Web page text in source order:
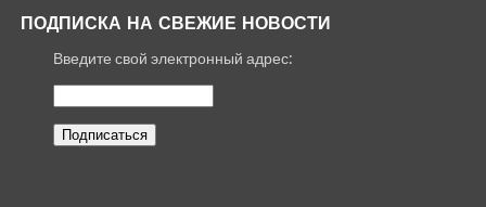
ПОДПИСКА НА СВЕЖИЕ НОВОСТИ
Введите свой электронный адрес: